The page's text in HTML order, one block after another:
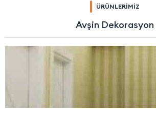
ÜRÜNLERİMİZ
Avşin Dekorasyon